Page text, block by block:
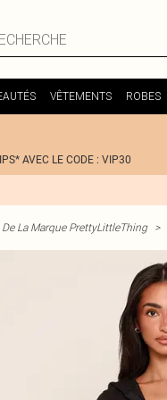
VÊTEMENTS ROBES
AVEC LE CODE : VIP30
La Marque PrettyLittleThing >